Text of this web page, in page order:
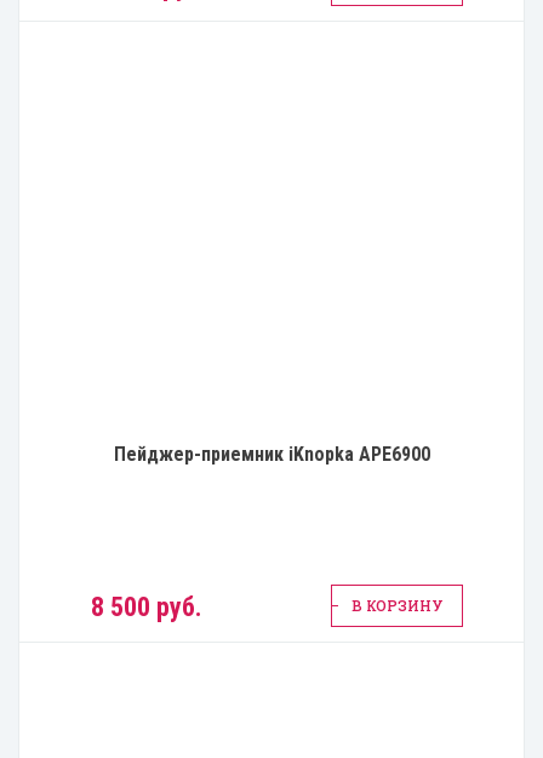
Пейджер-приемник iKnopka APE6900
8 500 руб. В КОРЗИНУ